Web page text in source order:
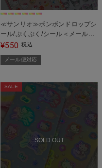
≪サンリオ≫ボンボンドロップシ
ール/ぷくぷく/シール＜メール便
対応＞
¥550 税込
メール便対応
SOLD OUT
SALE